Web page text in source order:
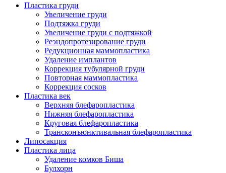
Пластика груди
Увеличение груди
Подтяжка груди
Увеличение груди с подтяжкой
Реэндопротезирование груди
Редукционная маммопластика
Удаление имплантов
Коррекция тубулярной груди
Повторная маммопластика
Коррекция сосков
Пластика век
Верхняя блефаропластика
Нижняя блефаропластика
Круговая блефаропластика
Трансконъюнктивальная блефаропластика
Липосакция
Пластика лица
Удаление комков Биша
Булхорн